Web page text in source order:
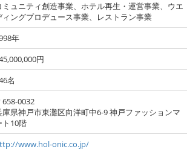
ミュニティ創造事業、ホテル再生・運営事業、ウエ
ィングプロデュース事業、レストラン事業
年
円
名
658-0032
庫県神戸市東灘区向洋町中6-9 神戸ファッションマ
ト10階
www.hol-onic.co.jp/